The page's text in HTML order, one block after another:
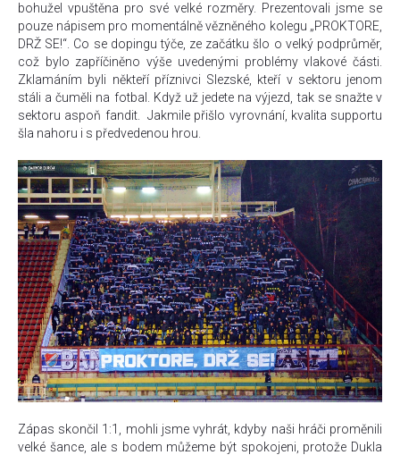
bohužel vpuštěna pro své velké rozměry. Prezentovali jsme se
pouze nápisem pro momentálně vězněného kolegu „PROKTORE,
DRŽ SE!“. Co se dopingu týče, ze začátku šlo o velký podprůměr,
což bylo zapříčiněno výše uvedenými problémy vlakové části.
Zklamáním byli někteří příznivci Slezské, kteří v sektoru jenom
stáli a čuměli na fotbal. Když už jedete na výjezd, tak se snažte v
sektoru aspoň fandit. Jakmile přišlo vyrovnání, kvalita supportu
šla nahoru i s předvedenou hrou.
Zápas skončil 1:1, mohli jsme vyhrát, kdyby naši hráči proměnili
velké šance, ale s bodem můžeme být spokojeni, protože Dukla